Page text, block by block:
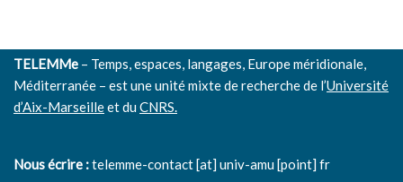
TELEMMe – Temps, espaces, langages, Europe méridionale,
Méditerranée – est une unité mixte de recherche de l’Université
d’Aix-Marseilleet duCNRS.
Nous écrire :telemme-contact [at] univ-amu [point] fr